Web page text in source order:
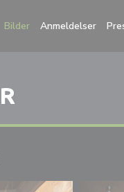
Bilder Anmeldelser